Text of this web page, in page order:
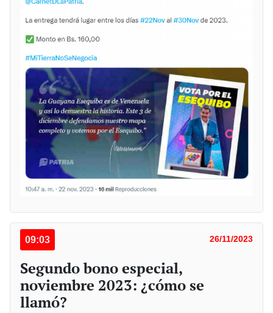
09:03 26/11/2023
Segundo bono especial,
noviembre 2023: ¿cómo se
llamó?